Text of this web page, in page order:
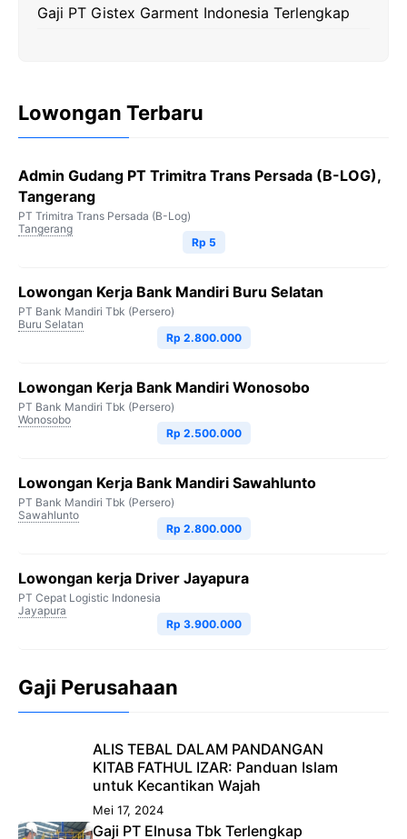
Gaji PT Gistex Garment Indonesia Terlengkap
Lowongan Terbaru
Admin Gudang PT Trimitra Trans Persada (B-LOG),
Tangerang
PT Trimitra Trans Persada (B-Log)
Tangerang
Rp 5
Lowongan Kerja Bank Mandiri Buru Selatan
PT Bank Mandiri Tbk (Persero)
Buru Selatan
Rp 2.800.000
Lowongan Kerja Bank Mandiri Wonosobo
PT Bank Mandiri Tbk (Persero)
Wonosobo
Rp 2.500.000
Lowongan Kerja Bank Mandiri Sawahlunto
PT Bank Mandiri Tbk (Persero)
Sawahlunto
Rp 2.800.000
Lowongan kerja Driver Jayapura
PT Cepat Logistic Indonesia
Jayapura
Rp 3.900.000
Gaji Perusahaan
ALIS TEBAL DALAM PANDANGAN
KITAB FATHUL IZAR: Panduan Islam
untuk Kecantikan Wajah
Mei 17, 2024
Gaji PT Elnusa Tbk Terlengkap